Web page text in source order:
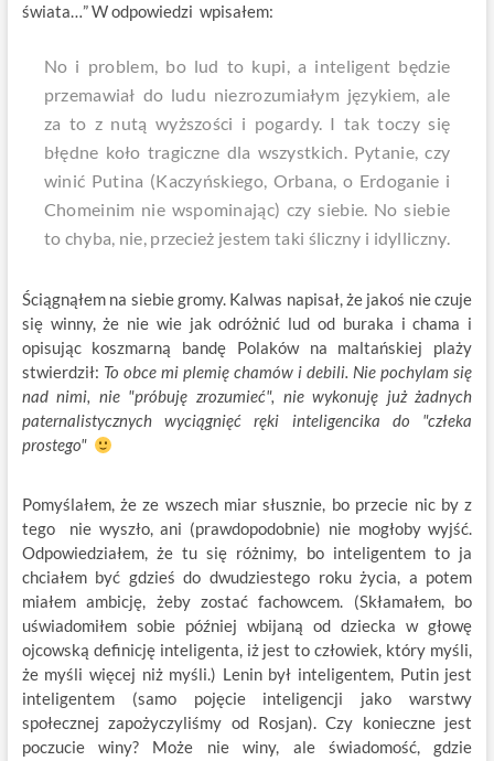
świata…” W odpowiedzi wpisałem:
No i problem, bo lud to kupi, a inteligent będzie
przemawiał do ludu niezrozumiałym językiem, ale
za to z nutą wyższości i pogardy. I tak toczy się
błędne koło tragiczne dla wszystkich. Pytanie, czy
winić Putina (Kaczyńskiego, Orbana, o Erdoganie i
Chomeinim nie wspominając) czy siebie. No siebie
to chyba, nie, przecież jestem taki śliczny i idylliczny.
Ściągnąłem na siebie gromy. Kalwas napisał, że jakoś nie czuje
się winny, że nie wie jak odróżnić lud od buraka i chama i
opisując koszmarną bandę Polaków na maltańskiej plaży
stwierdził: To obce mi plemię chamów i debili. Nie pochylam się
nad nimi, nie "próbuję zrozumieć", nie wykonuję już żadnych
paternalistycznych wyciągnięć ręki inteligencika do "człeka
prostego"
Pomyślałem, że ze wszech miar słusznie, bo przecie nic by z
tego nie wyszło, ani (prawdopodobnie) nie mogłoby wyjść.
Odpowiedziałem, że tu się różnimy, bo inteligentem to ja
chciałem być gdzieś do dwudziestego roku życia, a potem
miałem ambicję, żeby zostać fachowcem. (Skłamałem, bo
uświadomiłem sobie później wbijaną od dziecka w głowę
ojcowską definicję inteligenta, iż jest to człowiek, który myśli,
że myśli więcej niż myśli.) Lenin był inteligentem, Putin jest
inteligentem (samo pojęcie inteligencji jako warstwy
społecznej zapożyczyliśmy od Rosjan). Czy konieczne jest
poczucie winy? Może nie winy, ale świadomość, gdzie